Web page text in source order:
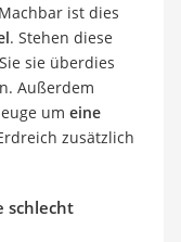
ist dies
. Stehen diese
sie überdies
Außerdem
um eine
zusätzlich
schlecht